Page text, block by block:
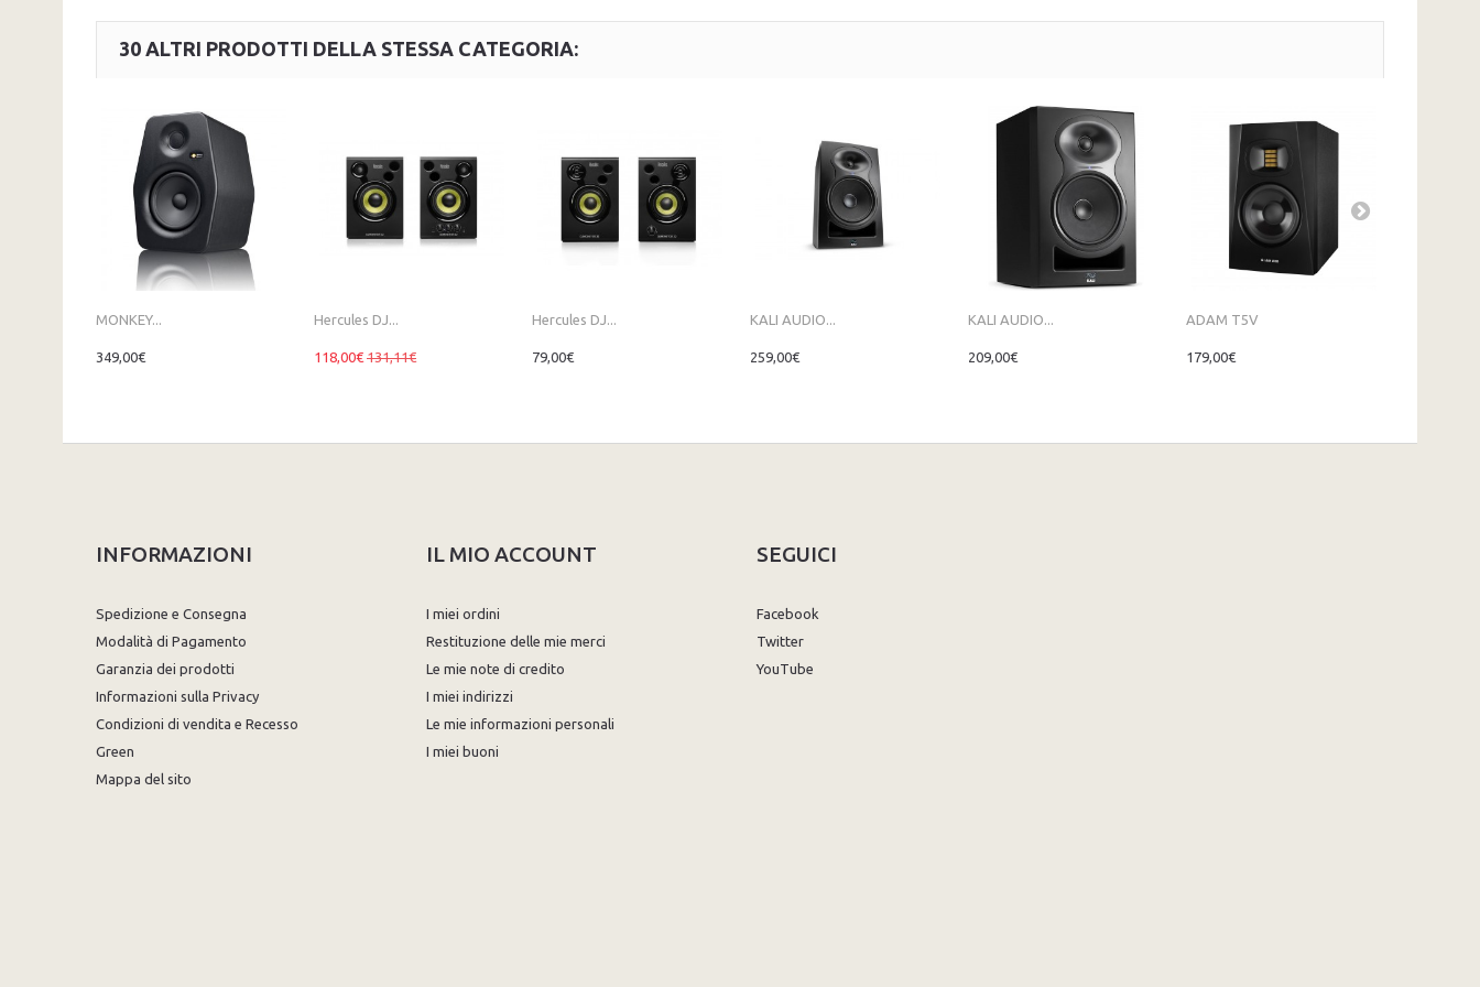
30 ALTRI PRODOTTI DELLA STESSA CATEGORIA:
MONKEY...
349,00€
Hercules DJ...
118,00€ 131,11€
Hercules DJ...
79,00€
KALI AUDIO...
259,00€
KALI AUDIO...
209,00€
ADAM T5V
179,00€
INFORMAZIONI
Spedizione e Consegna
Modalità di Pagamento
Garanzia dei prodotti
Informazioni sulla Privacy
Condizioni di vendita e Recesso
Green
Mappa del sito
IL MIO ACCOUNT
I miei ordini
Restituzione delle mie merci
Le mie note di credito
I miei indirizzi
Le mie informazioni personali
I miei buoni
SEGUICI
Facebook
Twitter
YouTube